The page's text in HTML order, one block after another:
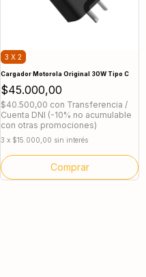
3 X 2
Cargador Motorola Original 30W Tipo C
$45.000,00
$40.500,00 con Transferencia /
Cuenta DNI (-10% no acumulable
con otras promociones)
3 x $15.000,00 sin interés